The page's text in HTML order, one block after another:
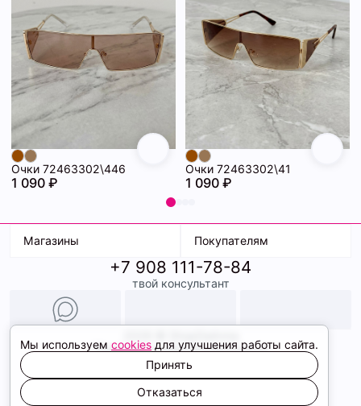
Очки 72463302\446
1 090 ₽
Очки 72463302\41
1 090 ₽
Магазины
ТК Терминал
ТРК Континент
Покупателям
Доставка
Условия оплаты
Образы
+7 908 111-78-84
твой консультант
Политика конфиденциальности
Соглашение cookie
Сайт создали
Мы используем cookies для улучшения работы сайта.
Принять
Отказаться